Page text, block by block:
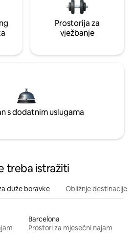
Prostorija za
vježbanje
s dodatnim uslugama
treba istražiti
duže boravke Obližnje destinacije
Barcelona
Prostori za mjesečni najam